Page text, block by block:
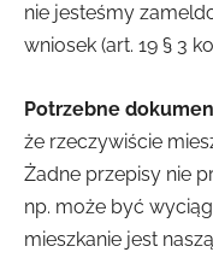
nie jesteśmy
wniosek (art. 19 § 3
Potrzebne
że rzeczywiście
Żadne przepisy nie
np. może być
mieszkanie jest